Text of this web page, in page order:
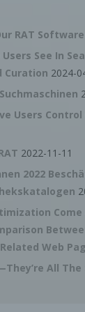
RAT Software
See In
Curation 2024-
Users
2022-11-11
2022
Web
All The
hat das vom
zu verlangen,
dieses
für die
das vom
die Verarbeitung
dieser
der betroffenen